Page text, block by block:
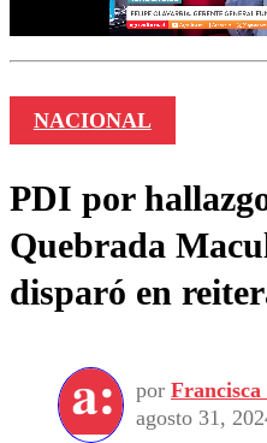
NACIONAL
PDI por
Quebrada
disparó en
por Francisca
agosto 31,